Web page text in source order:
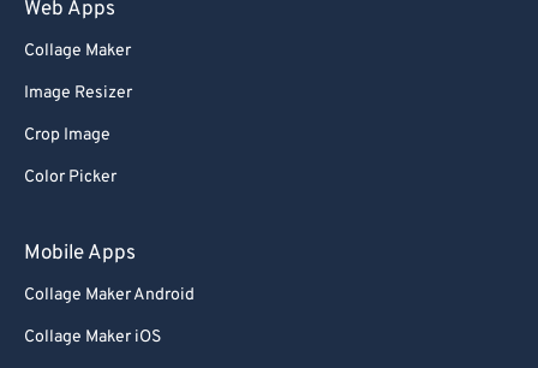
Web Apps
Collage Maker
Image Resizer
Crop Image
Color Picker
Mobile Apps
Collage Maker Android
Collage Maker iOS